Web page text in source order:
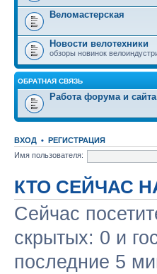
Веломастерская
Новости велотехники
обзоры новинок
ОБРАТНАЯ СВЯЗЬ
Работа форума и сайта
ВХОД • РЕГИСТРАЦИЯ
Имя пользователя:
КТО СЕЙЧАС
Сейчас
скрытых: 0 и
последние 5